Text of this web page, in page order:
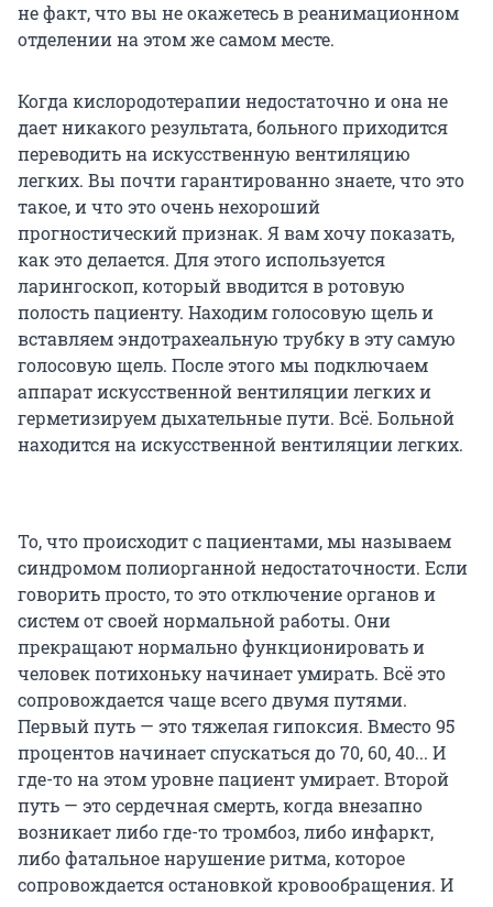
не факт, что вы не окажетесь в реанимационном
отделении на этом же самом месте.
Когда кислородотерапии недостаточно и она не
дает никакого результата, больного приходится
переводить на искусственную вентиляцию
легких. Вы почти гарантированно знаете, что это
такое, и что это очень нехороший
прогностический признак. Я вам хочу показать,
как это делается. Для этого используется
ларингоскоп, который вводится в ротовую
полость пациенту. Находим голосовую щель и
вставляем эндотрахеальную трубку в эту самую
голосовую щель. После этого мы подключаем
аппарат искусственной вентиляции легких и
герметизируем дыхательные пути. Всё. Больной
находится на искусственной вентиляции легких.
То, что происходит с пациентами, мы называем
синдромом полиорганной недостаточности. Если
говорить просто, то это отключение органов и
систем от своей нормальной работы. Они
прекращают нормально функционировать и
человек потихоньку начинает умирать. Всё это
сопровождается чаще всего двумя путями.
Первый путь — это тяжелая гипоксия. Вместо 95
процентов начинает спускаться до 70, 60, 40... И
где-то на этом уровне пациент умирает. Второй
путь — это сердечная смерть, когда внезапно
возникает либо где-то тромбоз, либо инфаркт,
либо фатальное нарушение ритма, которое
сопровождается остановкой кровообращения. И